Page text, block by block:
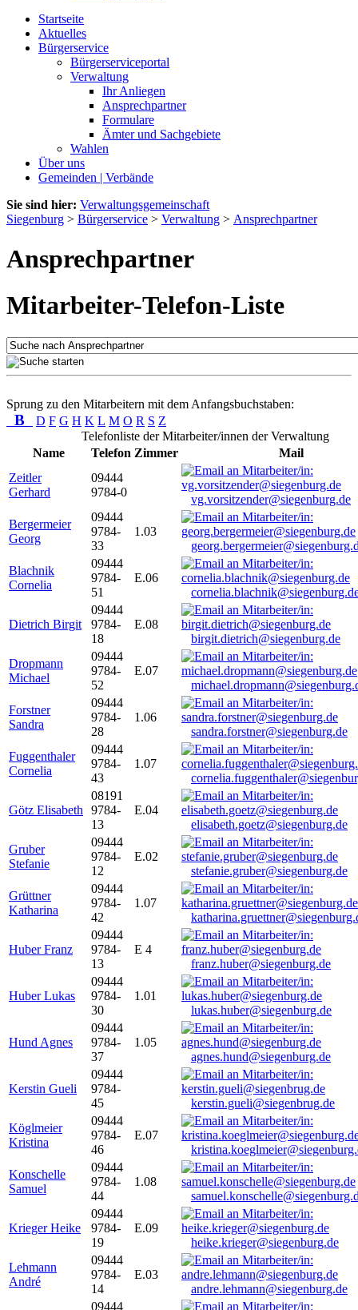
Startseite
Aktuelles
Bürgerservice
Bürgerserviceportal
Verwaltung
Ihr Anliegen
Ansprechpartner
Formulare
Ämter und Sachgebiete
Wahlen
Über uns
Gemeinden | Verbände
Sie sind hier: Verwaltungsgemeinschaft
Siegenburg > Bürgerservice > Verwaltung > Ansprechpartner
Ansprechpartner
Mitarbeiter-Telefon-Liste
Sprung zu den Mitarbeitern mit dem Anfangsbuchstaben:
B D F G H K L M O R S Z
Telefonliste der Mitarbeiter/innen der Verwaltung
Name
Telefon Zimmer
Mail
Zeitler
Gerhard
09444
9784-0
vg.vorsitzender@siegenburg.de
Bergermeier
Georg
09444
9784-
33
1.03
Blachnik
Cornelia
09444
9784-
51
E.06
Dietrich Birgit
09444
9784-
18
E.08
birgit.dietrich@siegenburg.de
Dropmann
Michael
09444
9784-
52
E.07
Forstner
Sandra
09444
9784-
28
1.06
sandra.forstner@siegenburg.de
Fuggenthaler
Cornelia
09444
9784-
43
1.07
Götz Elisabeth
08191
9784-
13
E.04
elisabeth.goetz@siegenburg.de
Gruber
Stefanie
09444
9784-
12
E.02
stefanie.gruber@siegenburg.de
Grüttner
Katharina
09444
9784-
42
1.07
Huber Franz
09444
9784-
13
E 4
franz.huber@siegenburg.de
Huber Lukas
09444
9784-
30
1.01
lukas.huber@siegenburg.de
Hund Agnes
09444
9784-
37
1.05
agnes.hund@siegenburg.de
Kerstin Gueli
09444
9784-
45
kerstin.gueli@siegenbrug.de
Köglmeier
Kristina
09444
9784-
46
E.07
Konschelle
Samuel
09444
9784-
44
1.08
Krieger Heike
09444
9784-
19
E.09
heike.krieger@siegenburg.de
Lehmann
André
09444
9784-
14
E.03
andre.lehmann@siegenburg.de
09444